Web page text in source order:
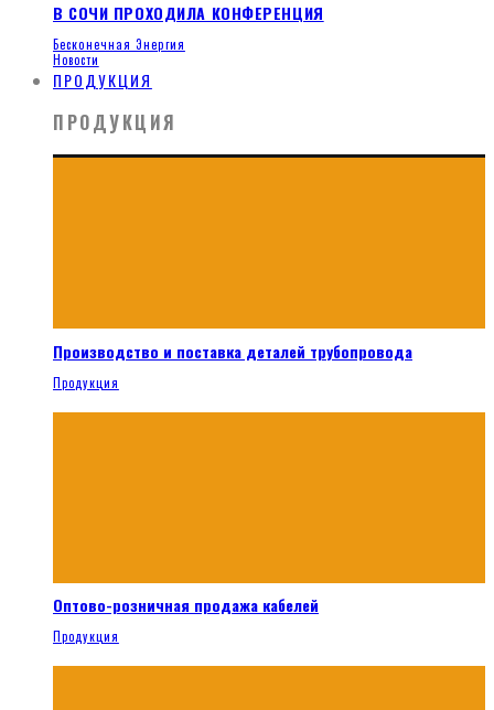
В СОЧИ ПРОХОДИЛА КОНФЕРЕНЦИЯ
Бесконечная Энергия
Новости
ПРОДУКЦИЯ
ПРОДУКЦИЯ
Производство и поставка деталей трубопровода
Продукция
Оптово-розничная продажа кабелей
Продукция